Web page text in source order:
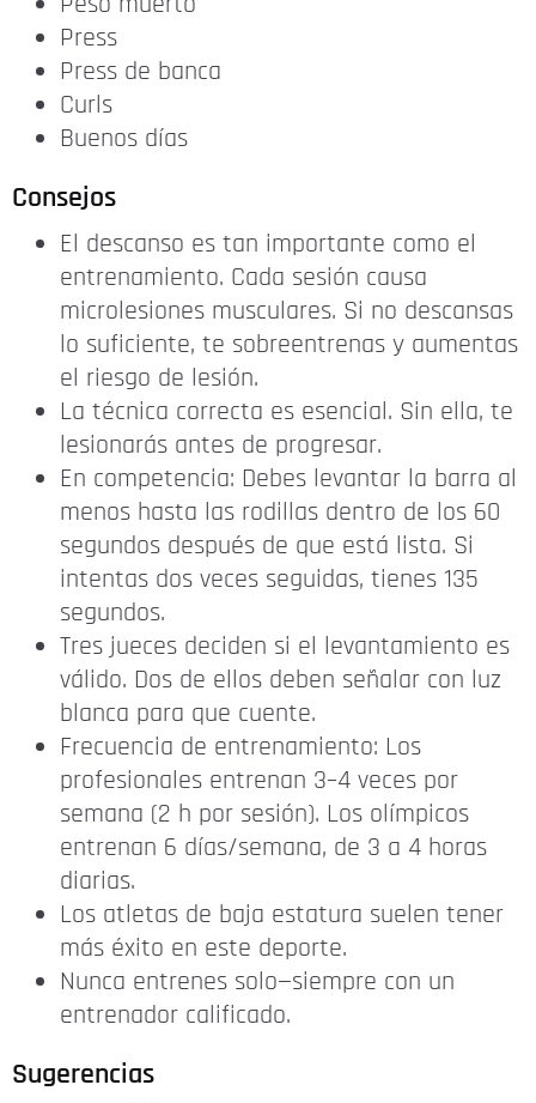
Press
Press de banca
Curls
Buenos días
Consejos
El descanso es tan importante como el
entrenamiento. Cada sesión causa
microlesiones musculares. Si no descansas
lo suficiente, te sobreentrenas y aumentas
el riesgo de lesión.
La técnica correcta es esencial. Sin ella, te
lesionarás antes de progresar.
En competencia: Debes levantar la barra al
menos hasta las rodillas dentro de los 60
segundos después de que está lista. Si
intentas dos veces seguidas, tienes 135
segundos.
Tres jueces deciden si el levantamiento es
válido. Dos de ellos deben señalar con luz
blanca para que cuente.
Frecuencia de entrenamiento: Los
profesionales entrenan 3–4 veces por
semana (2 h por sesión). Los olímpicos
entrenan 6 días/semana, de 3 a 4 horas
diarias.
Los atletas de baja estatura suelen tener
más éxito en este deporte.
Nunca entrenes solo—siempre con un
entrenador calificado.
Sugerencias